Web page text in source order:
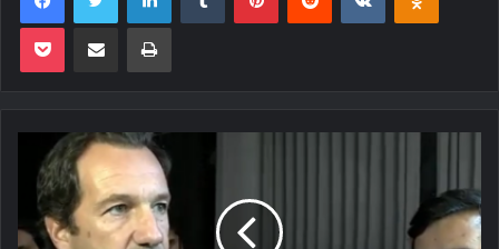
Pocket Compartilhar via e-mail Imprimir